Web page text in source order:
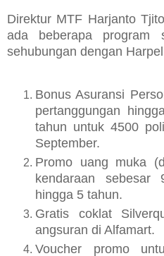
Direktur MTF Harjanto
ada beberapa program
sehubungan dengan
Bonus Asuransi
pertanggungan
tahun untuk 4500
September.
Promo uang muka
kendaraan
hingga 5 tahun.
Gratis coklat
angsuran di Alfamart.
Voucher promo